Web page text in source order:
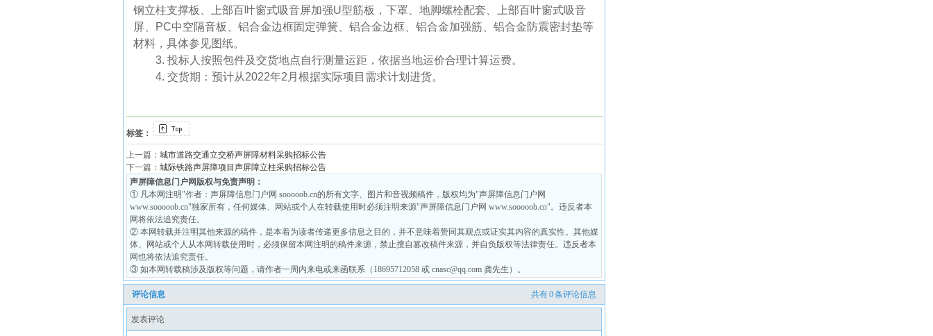
钢立柱支撑板、上部百叶窗式吸音屏加强U型筋板，下罩、地脚螺栓配套、上部百叶窗式吸音
屏、
PC中空隔音板、铝合金边框固定弹簧、铝合金边框、铝合金加强筋、铝合金防震密封垫等
材料，具体参见图纸。
3. 投标人按照包件及交货地点自行测量运距， 依据当地运价合理计算运费。
4. 交货期：预计从2022年2月 根据实际项目需求计划进货。
标签：
上一篇： 城市道路交通立交桥声屏障材料采购招标公告
下一篇： 城际铁路声屏障项目声屏障立柱采购招标公告
声屏障信息门户网版权与免责声明：
① 凡本网注明"作者：声屏障信息门户网 sooooob.cn的所有文字、图片和音视频稿件，版权均为"声屏障信息门户网
www.sooooob.cn"独家所有，任何媒体、网站或个人在转载使用时必须注明来源"声屏障信息门户网 www.sooooob.cn"。违反者本
网将依法追究责任。
② 本网转载并注明其他来源的稿件，是本着为读者传递更多信息之目的，并不意味着赞同其观点或证实其内容的真实性。其他媒
体、网站或个人从本网转载使用时，必须保留本网注明的稿件来源，禁止擅自篡改稿件来源，并自负版权等法律责任。违反者本
网也将依法追究责任。
③ 如本网转载稿涉及版权等问题，请作者一周内来电或来函联系（18695712058 或 cnasc@qq.com 龚先生）。
共有0条评论信息
评论信息
发表评论